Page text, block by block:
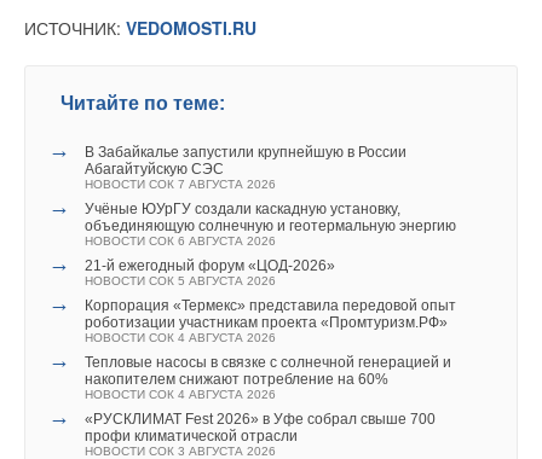
ИСТОЧНИК: VEDOMOSTI.RU
Читайте по теме:
→
В Забайкалье запустили крупнейшую в России
Абагайтуйскую СЭС
НОВОСТИ СОК 7 АВГУСТА 2026
→
Учёные ЮУрГУ создали каскадную установку,
объединяющую солнечную и геотермальную энергию
НОВОСТИ СОК 6 АВГУСТА 2026
→ 21-й ежегодный форум «ЦОД-2026»
НОВОСТИ СОК 5 АВГУСТА 2026
→
Корпорация «Термекс» представила передовой опыт
роботизации участникам проекта «Промтуризм.РФ»
НОВОСТИ СОК 4 АВГУСТА 2026
→
Тепловые насосы в связке с солнечной генерацией и
накопителем снижают потребление на 60%
НОВОСТИ СОК 4 АВГУСТА 2026
→
«РУСКЛИМАТ Fest 2026» в Уфе собрал свыше 700
профи климатической отрасли
НОВОСТИ СОК 3 АВГУСТА 2026
→
США запретили использование иностранных
солнечные панели в МКД
ВИЭ обойдут уголь по выработке электроэнергии в
текущем году
НОВОСТИ СОК 27 ИЮЛЯ 2026
Китай опубликовал план развития сектора ВИЭ на
период 2026-2030 гг.
НОВОСТИ СОК 24 ИЮЛЯ 2026
В Дагестане ввели вторую очередь крупнейшей в России
ветроэлектростанции
НОВОСТИ СОК 23 ИЮЛЯ 2026
→
LONGi вновь установила мировой рекорд
эффективности тандемных солнечных элементов —
35,5%
НОВОСТИ СОК 22 ИЮЛЯ 2026
Германия подключила более 1 ГВт морской
ветроэнергетики за полгода
НОВОСТИ СОК 22 ИЮЛЯ 2026